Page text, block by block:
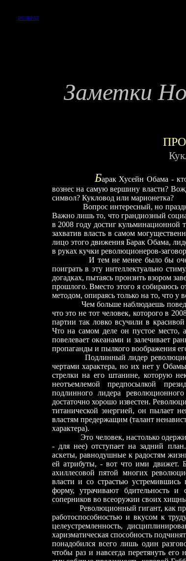
ВОЗВРАТ
Заметки
Барак Хусейн Обама -
вознес на самую вершину власти?
символ? Кукловод или марионетка?
Вопрос интересный, но
Важно лишь то, что грандиозный
в 2008 году достиг кульминационной
захватив власть в самом
лицо этого движения Барак Обама,
в руках кучки революционеров-
И тем не менее было бы
поиграть в эту интеллектуально
догадках, пытаясь пронзить взором
прошлого. Вместо этого я собираюсь
методом, опираясь только на то, что у
Чем больше наблюдаешь
что это не тот человек, которого в
партии так ловко всучили в
Что на самом деле он пустое место,
повелевает океанами и залечивает
пропаганды и пылкого воображения
Подлинный лидер
чертами характера, но их нет у
стрелки на его штанине, которую
неотъемлемой предпосылкой
подлинного лидера
достаточно хорошо известен.
титанической энергией, он пылает
властям предержащим (талант
характера).
Это человек, настолько
-для нее) отступает на задний
аскеты, равнодушные к радостям
ей атрибуты, -вот что ими движет.
ахиллесовой пятой многих
власти и со страстью
форму, утрачивают бдительность и
соперников во всеоружии своих
Революционный гигант, как
работоспособностью и вкусом к
целеустремленность,
харизматическая способность
понадобился всего лишь один
чтобы раз и навсегда перетянуть